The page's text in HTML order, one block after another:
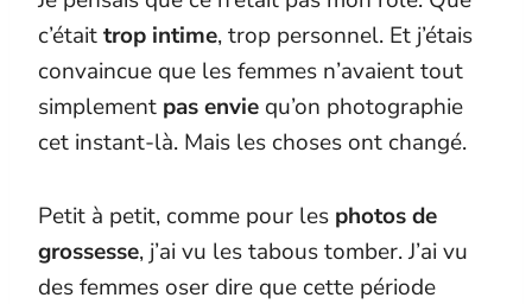
c’étaittrop intime, trop personnel. Et j’étais
convaincue que les femmes n’avaient tout
simplement pas envie qu’on photographie
cet instant-là. Mais les choses ont changé.
Petit à petit, comme pour les photos de
grossesse, j’ai vu les tabous tomber. J’ai vu
des femmes oser dire que cette période